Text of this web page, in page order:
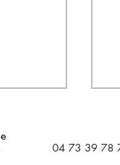
04 73 39 78